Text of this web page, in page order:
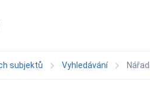
subjektů Vyhledávání